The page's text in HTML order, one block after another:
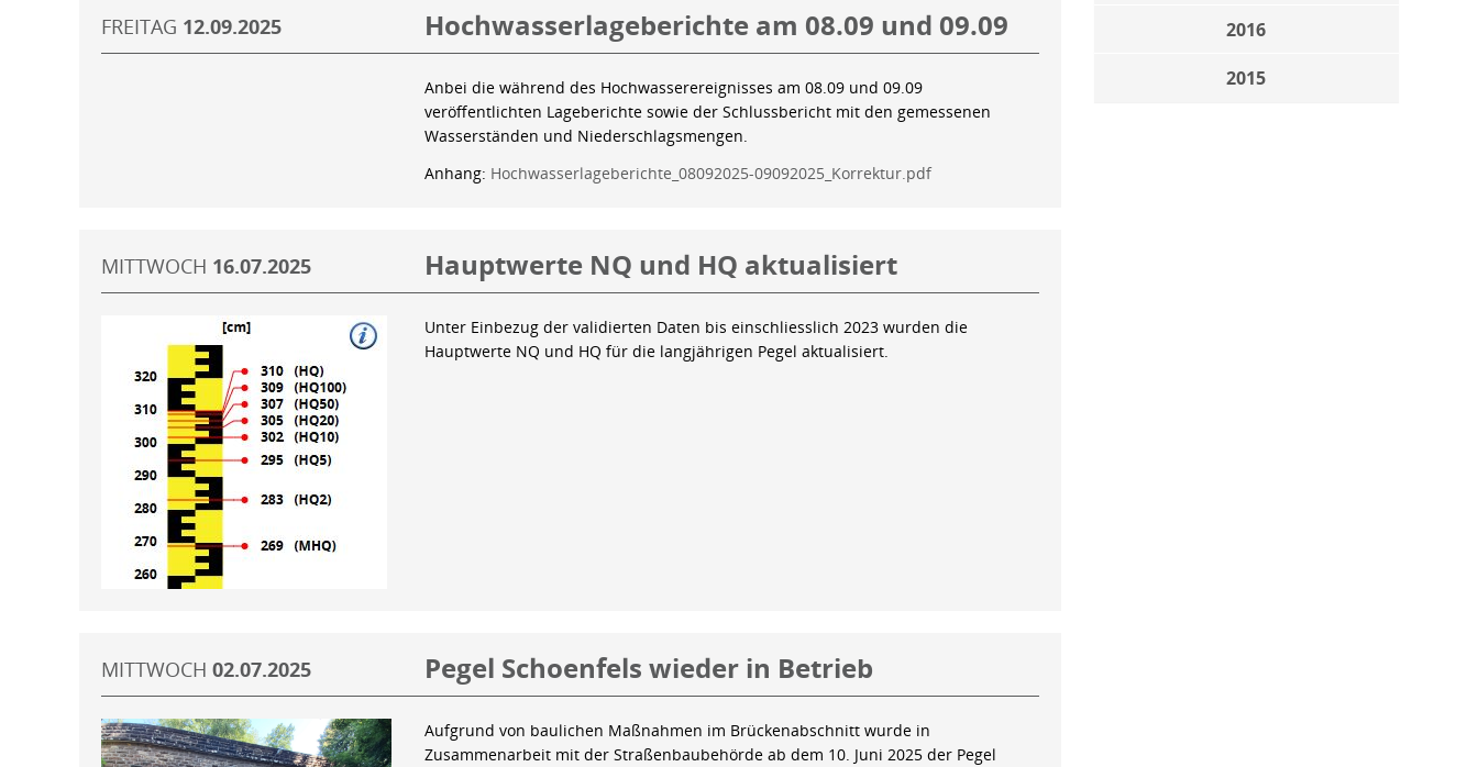
2016
2015
FREITAG 12.09.2025 Hochwasserlageberichte am 08.09 und 09.09
Anbei die während des Hochwasserereignisses am 08.09 und 09.09
veröffentlichten Lageberichte sowie der Schlussbericht mit den gemessenen
Wasserständen und Niederschlagsmengen.
Anhang: Hochwasserlageberichte_08092025-09092025_Korrektur.pdf
MITTWOCH 16.07.2025 Hauptwerte NQ und HQ aktualisiert
Unter Einbezug der validierten Daten bis einschliesslich 2023 wurden die
Hauptwerte NQ und HQ für die langjährigen Pegel aktualisiert.
MITTWOCH 02.07.2025 Pegel Schoenfels wieder in Betrieb
Aufgrund von baulichen Maßnahmen im Brückenabschnitt wurde in
Zusammenarbeit mit der Straßenbaubehörde ab dem 10. Juni 2025 der Pegel